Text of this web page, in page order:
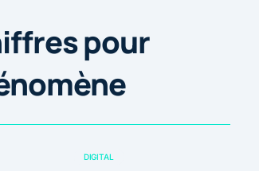
pour
DIGITAL